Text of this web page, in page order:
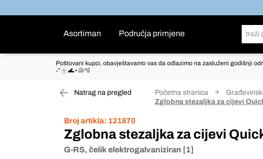
Asortiman Područja primjene
Poštovani kupci, obavještavamo vas da odlazimo na zasluženi godišnji
˖°𓇼🌊⋆🐚🫧
Natrag na pregled Početna stranica
Zglobna stezaljka za cijevi
Broj artikla: 121870
Zglobna stezaljka za cijevi
G-RS, čelik elektrogalvaniziran [1]